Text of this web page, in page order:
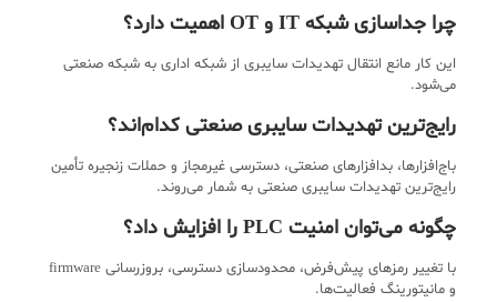
چرا جداسازی شبکه IT و OT اهمیت دارد؟
این کار مانع انتقال تهدیدات سایبری از شبکه اداری به شبکه صنعتی
می‌شود.
رایج‌ترین تهدیدات سایبری صنعتی کدام‌اند؟
باج‌افزارها، بدافزارهای صنعتی، دسترسی غیرمجاز و حملات زنجیره تأمین
رایج‌ترین تهدیدات سایبری صنعتی به شمار می‌روند.
چگونه می‌توان امنیت PLC را افزایش داد؟
با تغییر رمزهای پیش‌فرض، محدودسازی دسترسی، بروزرسانی firmware
و مانیتورینگ فعالیت‌ها.